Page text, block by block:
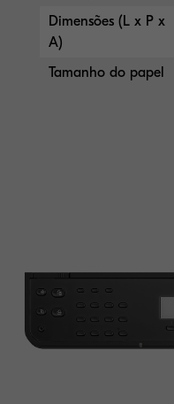
Dimensões (L x P x
A)
Tamanho do papel